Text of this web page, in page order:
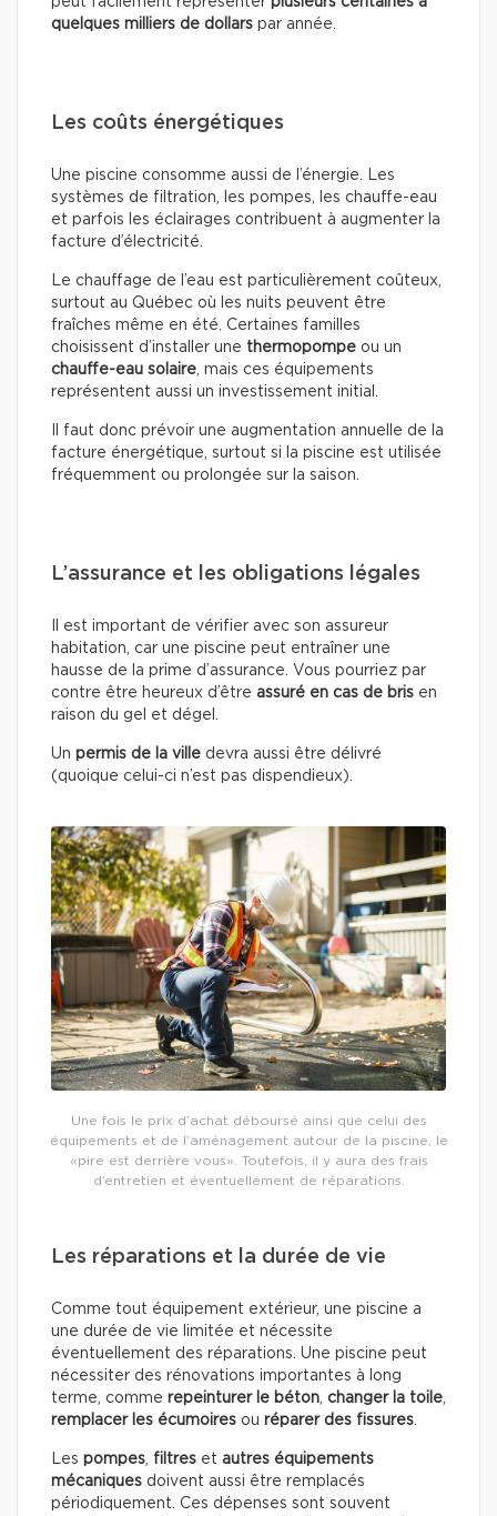
quelques milliers de dollars par année.
Les coûts énergétiques
Une piscine consomme aussi de l’énergie. Les
systèmes de filtration, les pompes, les chauffe-eau
et parfois les éclairages contribuent à augmenter la
facture d’électricité.
Le chauffage de l’eau est particulièrement coûteux,
surtout au Québec où les nuits peuvent être
fraîches même en été. Certaines familles
choisissent d’installer une thermopompe ou un
chauffe-eau solaire, mais ces équipements
représentent aussi un investissement initial.
Il faut donc prévoir une augmentation annuelle de la
facture énergétique, surtout si la piscine est utilisée
fréquemment ou prolongée sur la saison.
L’assurance et les obligations légales
Il est important de vérifier avec son assureur
habitation, car une piscine peut entraîner une
hausse de la prime d’assurance. Vous pourriez par
contre être heureux d’être assuré en cas de bris en
raison du gel et dégel.
Un permis de la ville devra aussi être délivré
(quoique celui-ci n’est pas dispendieux).
Une fois le prix d’achat déboursé ainsi que celui des
équipements et de l’aménagement autour de la piscine, le
«pire est derrière vous». Toutefois, il y aura des frais
d’entretien et éventuellement de réparations.
Les réparations et la durée de vie
Comme tout équipement extérieur, une piscine a
une durée de vie limitée et nécessite
éventuellement des réparations. Une piscine peut
nécessiter des rénovations importantes à long
terme, comme repeinturer le béton changer la toile
remplacer les écumoires ou réparer des fissures
Les pompes filtres et autres équipements
mécaniques doivent aussi être remplacés
périodiquement. Ces dépenses sont souvent